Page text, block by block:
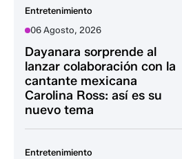
Entretenimiento
06 Agosto, 2026
Dayanara sorprende al
lanzar colaboración con la
cantante mexicana
Carolina Ross: así es su
nuevo tema
Entretenimiento